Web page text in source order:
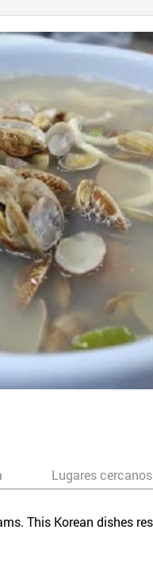
Lugares cercanos
This Korean dishes